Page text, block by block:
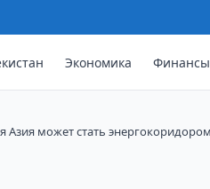
Экономика Финансы
Азия может стать